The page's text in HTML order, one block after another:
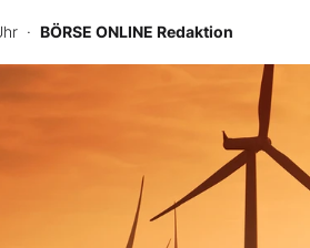
· BÖRSE ONLINE Redaktion